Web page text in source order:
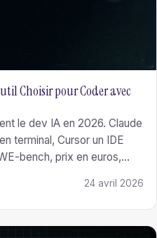
Choisir pour Coder avec
le dev IA en 2026. Claude
terminal, Cursor un IDE
bench, prix en euros,
selon le profil.
24 avril 2026